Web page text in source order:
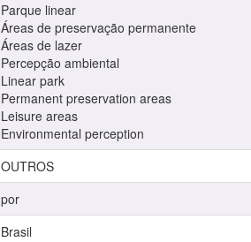
Parque linear
Áreas de preservação permanente
Áreas de lazer
Percepção ambiental
Linear park
Permanent preservation areas
Leisure areas
Environmental perception
OUTROS
por
Brasil